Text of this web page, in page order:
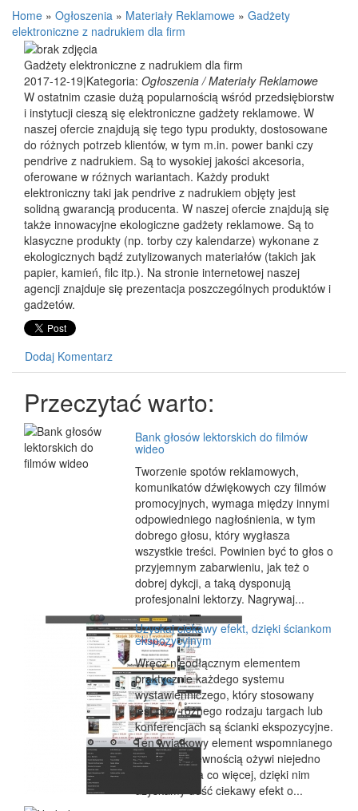
Home » Ogłoszenia » Materiały Reklamowe » Gadżety
elektroniczne z nadrukiem dla firm
Gadżety elektroniczne z nadrukiem dla firm
2017-12-19|Kategoria: Ogłoszenia / Materiały Reklamowe
W ostatnim czasie dużą popularnością wśród przedsiębiorstw
i instytucji cieszą się elektroniczne gadżety reklamowe. W
naszej ofercie znajdują się tego typu produkty, dostosowane
do różnych potrzeb klientów, w tym m.in. power banki czy
pendrive z nadrukiem. Są to wysokiej jakości akcesoria,
oferowane w różnych wariantach. Każdy produkt
elektroniczny taki jak pendrive z nadrukiem objęty jest
solidną gwarancją producenta. W naszej ofercie znajdują się
także innowacyjne ekologiczne gadżety reklamowe. Są to
klasyczne produkty (np. torby czy kalendarze) wykonane z
ekologicznych bądź zutylizowanych materiałów (takich jak
papier, kamień, filc itp.). Na stronie internetowej naszej
agencji znajduje się prezentacja poszczególnych produktów i
gadżetów.
Dodaj Komentarz
Przeczytać warto:
Bank głosów lektorskich do filmów
wideo
Tworzenie spotów reklamowych,
komunikatów dźwiękowych czy filmów
promocyjnych, wymaga między innymi
odpowiedniego nagłośnienia, w tym
dobrego głosu, który wygłasza
wszystkie treści. Powinien być to głos o
przyjemnym zabarwieniu, jak też o
dobrej dykcji, a taką dysponują
profesjonalni lektorzy. Nagrywaj...
Uzyskaj ciekawy efekt, dzięki ściankom
ekspozycyjnym
Wręcz nieodłącznym elementem
praktycznie każdego systemu
wystawienniczego, który stosowany
jest przy różnego rodzaju targach lub
konferencjach są ścianki ekspozycyjne.
Ten wyjątkowy element wspomnianego
systemu z pewnością ożywi niejedno
stanowisko, a co więcej, dzięki nim
uzyskamy dość ciekawy efekt o...